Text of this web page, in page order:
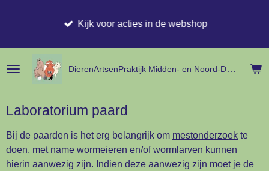
hoofdinhoud
DierenArtsenPraktijk Midden- en Noord- Drenthe
Kijk voor acties in de webshop
Laboratorium paard
Bij de paarden is het erg belangrijk om mestonderzoek te
doen, met name wormeieren en/of wormlarven kunnen
hierin aanwezig zijn. Indien deze aanwezig zijn moet je de